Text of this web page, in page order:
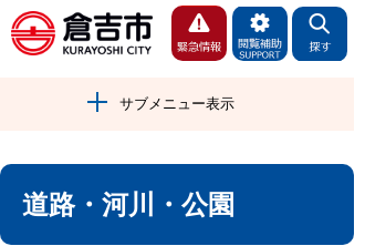
サブメニュー表示
道路・河川・公園